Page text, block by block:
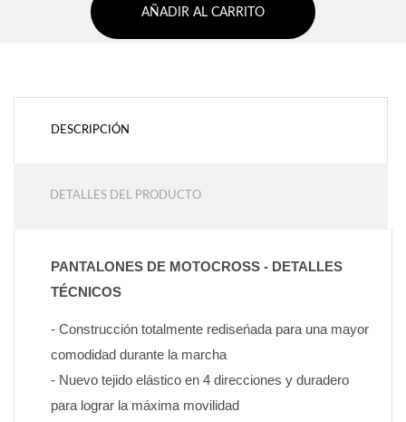
AÑADIR AL CARRITO
DESCRIPCIÓN
DETALLES DEL PRODUCTO
PANTALONES DE MOTOCROSS - DETALLES
TÉCNICOS
- Construcción totalmente rediseńada para una mayor
comodidad durante la marcha
- Nuevo tejido elástico en 4 direcciones y duradero
para lograr la máxima movilidad